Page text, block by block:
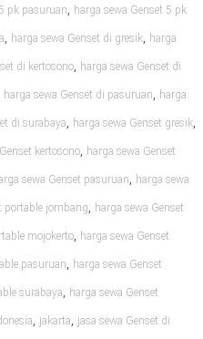
pk pasuruan, harga sewa Genset 5 pk
, harga sewa Genset di gresik, harga
di kertosono, harga sewa Genset di
harga sewa Genset di pasuruan, harga
di surabaya, harga sewa Genset gresik,
kertosono, harga sewa Genset
sewa Genset pasuruan, harga sewa
portable jombang, harga sewa Genset
mojokerto, harga sewa Genset
pasuruan, harga sewa Genset
surabaya, harga sewa Genset
, jakarta, jasa sewa Genset di